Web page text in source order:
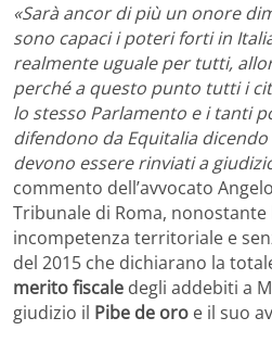
«Sarà ancor di più un onore
sono capaci i poteri forti in
realmente uguale per tutti,
perché a questo punto tutti i
lo stesso Parlamento e i tanti
difendono da Equitalia
devono essere rinviati a
commento dell’avvocato
Tribunale di Roma,
incompetenza territoriale e
del 2015 che dichiarano la
merito fiscale degli addebiti a
giudizio il Pibe de oro e il suo